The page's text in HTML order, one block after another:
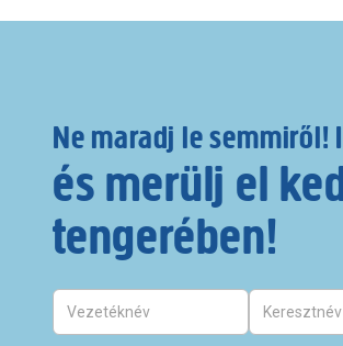
Ne maradj le
és merülj el
tengerében!